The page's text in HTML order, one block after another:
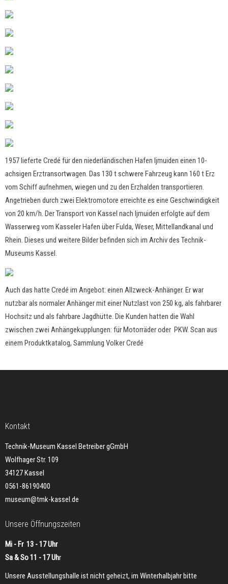
1957 lieferte Credé für den niederländischen Hafen Ijmuiden einen 10-
achsigen Erztransortwagen. Das 130 t schwere Fahrzeug kann 160 t Erz
vom Schiff aufnehmen, wiegen und zu den Erzhalden transportieren.
Angetrieben durch zwei Elektromotore erreichte es eine Geschwindigkeit
von 20 km/h. Der Transport von Kassel nach Ijmuiden erfolgte auf dem
Wasserweg vom Kasseler Hafen über Fulda, Weser, Mittellandkanal und
Rhein. Dieses und weitere Bilder befinden sich im Archiv des Technik-
Museums Kassel.
Auch das hatte Credé im Angebot: einen Allzweck-Anhänger. Er war
nutzbar als normaler Anhänger mit einer Nutzlast von 250 kg, als fahrbarer
Hochsitz und als fahrbare Jagdhütte. Die Kunden hatten die Wahl
zwischen zwei Anhängekupplungen: für Motorräder oder PKW. Scan aus
einem Produktkatalog, Sammlung Volker Credé
Kontakt
Technik-Museum Kassel Betreiber gGmbH
Wolfhager Str. 109
34127 Kassel
0561-86190400
museum@tmk-kassel.de
Unsere Öffnungszeiten
Mi - Fr 13 - 17 Uhr
Sa & So 11 - 17 Uhr
Unsere Ausstellungshalle ist nicht geheizt, im Winterhalbjahr bitte